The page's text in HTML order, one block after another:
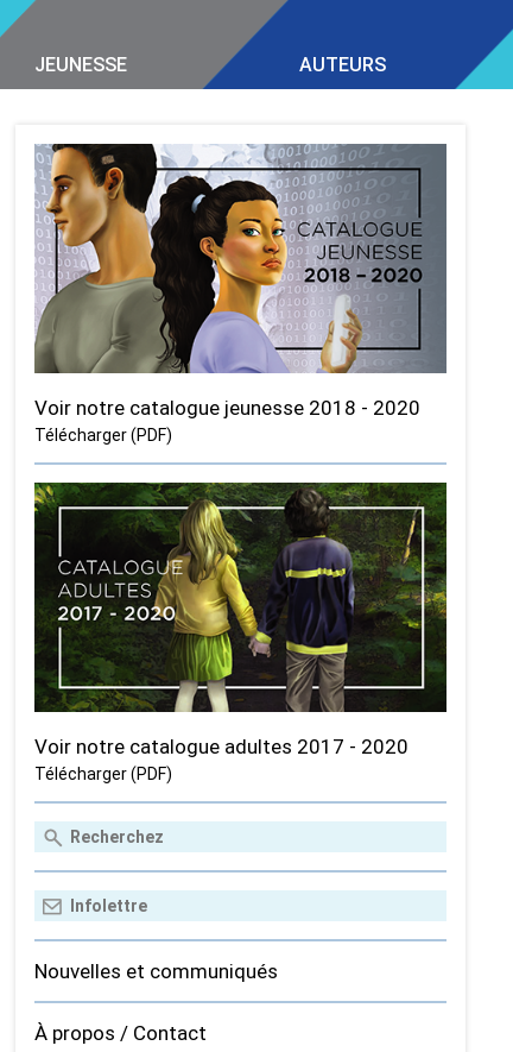
JEUNESSE AUTEURS
Voir notre catalogue jeunesse 2018 - 2020
Télécharger (PDF)
Voir notre catalogue adultes 2017 - 2020
Télécharger (PDF)
Nouvelles et communiqués
À propos / Contact